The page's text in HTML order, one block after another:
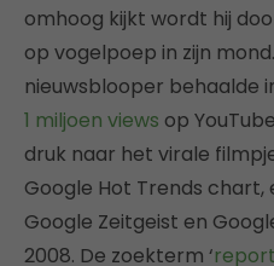
omhoog kijkt wordt hij
op vogelpoep in zijn
nieuwsblooper behaalde
1 miljoen views op
druk naar het virale
Google Hot Trends
Google Zeitgeist en
2008. De zoekterm ‘